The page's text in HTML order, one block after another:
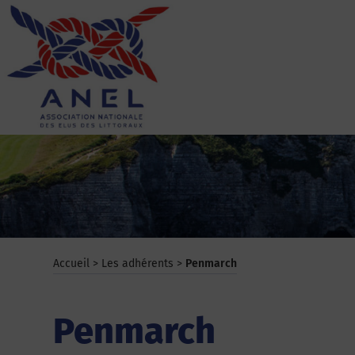
Aller
contenu
ANEL
Accueil > Les adhérents > Penmarch
Penmarch